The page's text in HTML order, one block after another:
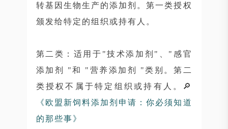
转基因生物生产的添加剂。第一类授权
颁发给特定的组织或持有人。
第二类：适用于"技术添加剂"、"感官
添加剂 "和 "营养添加剂 "类别。第二
类授权不属于特定组织或持有人。🔎
《欧盟新饲料添加剂申请：你必须知道
的那些事》